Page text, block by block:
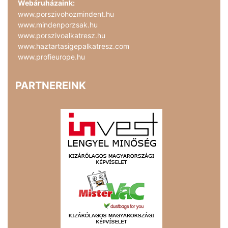
Webáruházaink:
www.porszivohozmindent.hu
www.mindenporzsak.hu
www.porszivoalkatresz.hu
www.haztartasigepalkatresz.com
www.profieurope.hu
PARTNEREINK